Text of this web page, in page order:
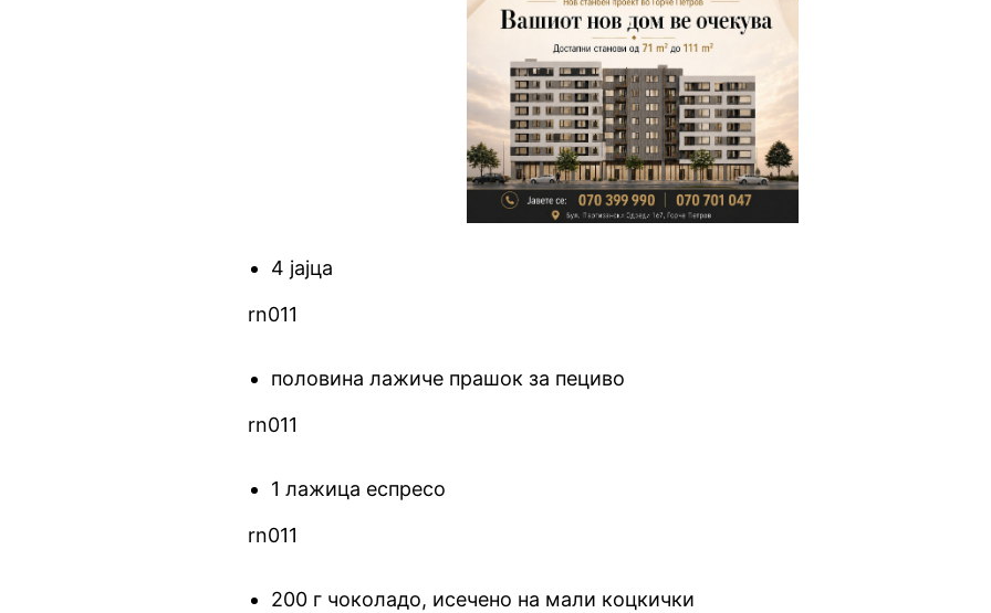
4 јајца
rn011
половина лажиче прашок за пециво
rn011
1 лажица еспресо
rn011
200 г чоколадо, исечено на мали коцкички